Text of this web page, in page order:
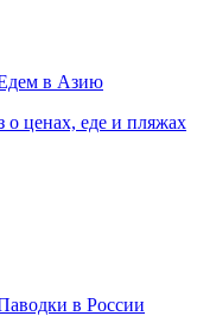
в Азию
о ценах, еде и пляжах
в России